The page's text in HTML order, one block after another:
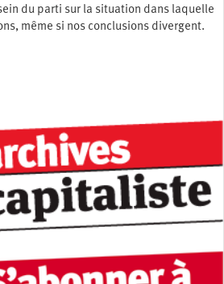
du parti sur la situation dans laquelle
même si nos conclusions divergent.